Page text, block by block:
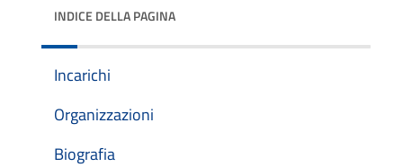
INDICE DELLA PAGINA
Incarichi
Organizzazioni
Biografia